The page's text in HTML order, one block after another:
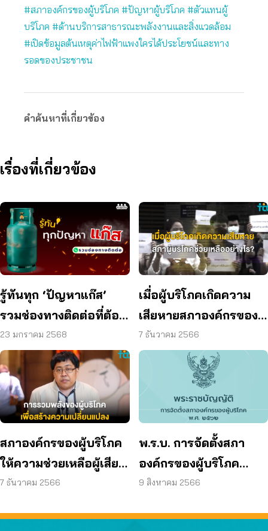
#สภาองค์กรของผู้บริโภค #ปัญหาผู้บริโภค #ตัวแทนผู้
บริโภค #ด้านบริการสาธารณะพลังงานและสิ่งแวดล้อม
#เปิดข้อมูลต้นเหตุค่าไฟฟ้าแพงใครได้ประโยชน์และทาง
รอดของประชาชน
คำค้นหาที่เกี่ยวข้อง
เรื่องที่เกี่ยวข้อง
รู้ทันทุก ‘ปัญหาแก๊ส’
รวมช่องทางติดต่อที่ต้อง
รู้
23 มกราคม 2568
เมื่อผู้บริโภคเกิดความ
เสียหายสภาองค์กรของผู้
บริโภคให้ความช่วยเหลือ
อย่างไร
7 ธันวาคม 2566
สภาองค์กรของผู้บริโภค
ให้ความช่วยเหลือผู้เสีย
หายอย่างไร
7 ธันวาคม 2566
พ.ร.บ. การจัดตั้งสภา
องค์กรของผู้บริโภค
2562
9 สิงหาคม 2566